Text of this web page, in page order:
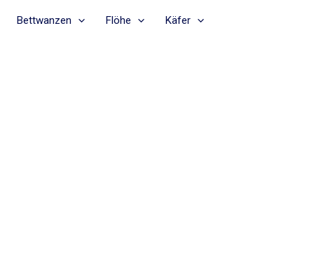
Bettwanzen Flöhe Käfer